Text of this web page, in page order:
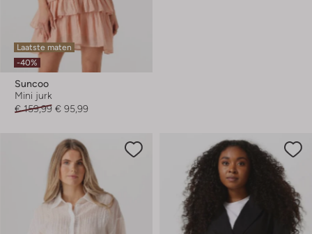
Laatste maten
-40%
Suncoo
Mini jurk
€ 159,99 € 95,99